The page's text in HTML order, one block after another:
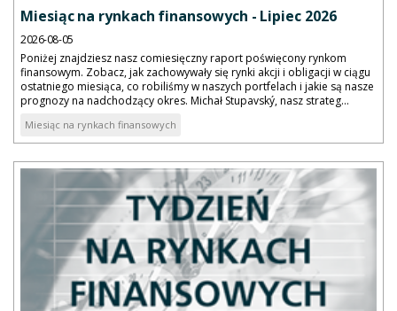
Miesiąc na rynkach finansowych - Lipiec 2026
2026-08-05
Poniżej znajdziesz nasz comiesięczny raport poświęcony rynkom
finansowym. Zobacz, jak zachowywały się rynki akcji i obligacji w ciągu
ostatniego miesiąca, co robiliśmy w naszych portfelach i jakie są nasze
prognozy na nadchodzący okres. Michał Stupavský, nasz strateg...
Miesiąc na rynkach finansowych